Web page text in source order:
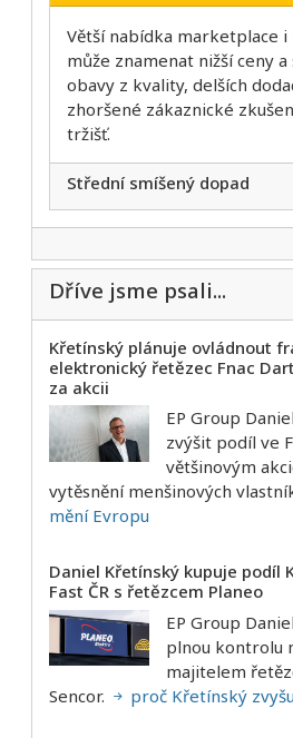
Větší nabídka marketplace
může znamenat nižší ceny
obavy z kvality, delších
zhoršené zákaznické
tržišť.
Střední smíšený dopad
Dříve jsme psali...
Křetínský plánuje ovládnout
elektronický řetězec Fnac
za akcii
EP Group
zvýšit podíl ve
většinovým
vytěsnění menšinových
mění Evropu
Daniel Křetínský kupuje podíl
Fast ČR s řetězcem Planeo
EP Group
plnou kontrolu
majitelem
Sencor.
proč Křetínský